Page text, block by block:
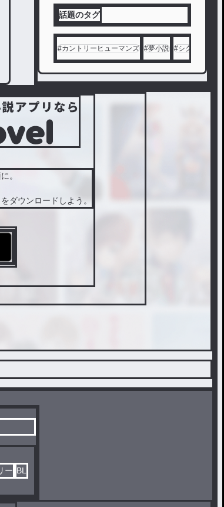
話題のタグ
#カントリーヒューマンズ #夢小説 #シクフォニ
。
ダウンロードしよう。
ー BL